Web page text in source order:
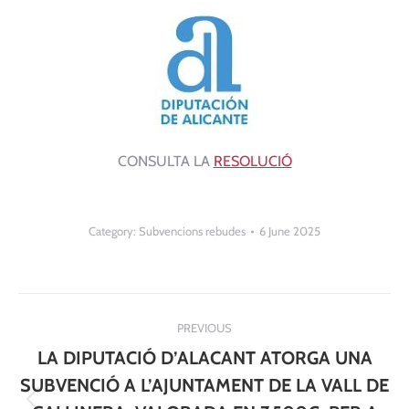
CONSULTA LA RESOLUCIÓ
Category: Subvencions rebudes 6 June 2025
navigation
PREVIOUS
LA DIPUTACIÓ D’ALACANT ATORGA UNA
SUBVENCIÓ A L’AJUNTAMENT DE LA VALL DE